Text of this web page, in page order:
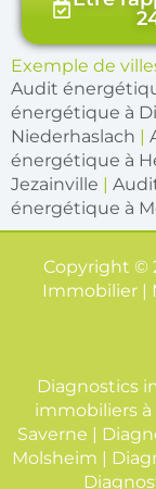
Exemple de
Audit
énergétique à
Niederhaslach |
énergétique à
Jezainville |
énergétique à
Copyright ©
Immobilier |
Diagnostics
immobiliers
Saverne |
Molsheim |